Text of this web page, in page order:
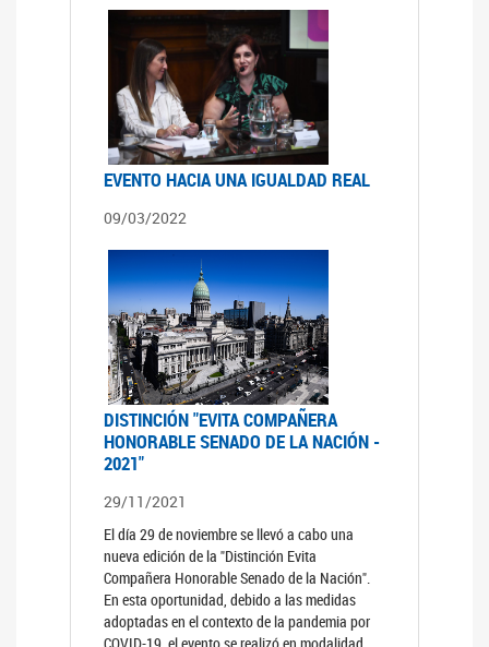
EVENTO HACIA UNA IGUALDAD REAL
09/03/2022
DISTINCIÓN "EVITA COMPAÑERA
HONORABLE SENADO DE LA NACIÓN -
2021"
29/11/2021
El día 29 de noviembre se llevó a cabo una
nueva edición de la "Distinción Evita
Compañera Honorable Senado de la Nación".
En esta oportunidad, debido a las medidas
adoptadas en el contexto de la pandemia por